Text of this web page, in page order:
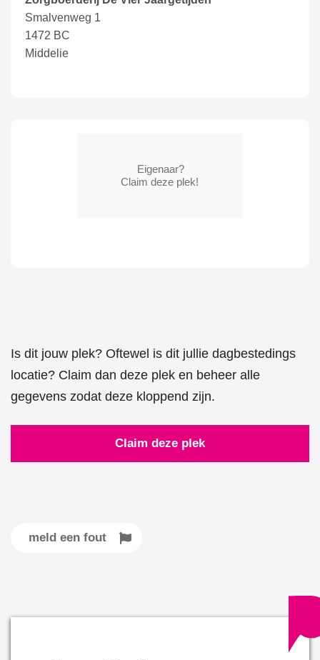
Smalvenweg 1
1472 BC
Middelie
Is dit jouw plek? Oftewel is dit jullie dagbestedings
locatie? Claim dan deze plek en beheer alle
gegevens zodat deze kloppend zijn.
Claim deze plek
meld een fout